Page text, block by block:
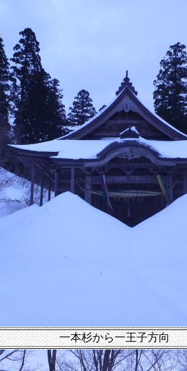
一本杉から一王子方向